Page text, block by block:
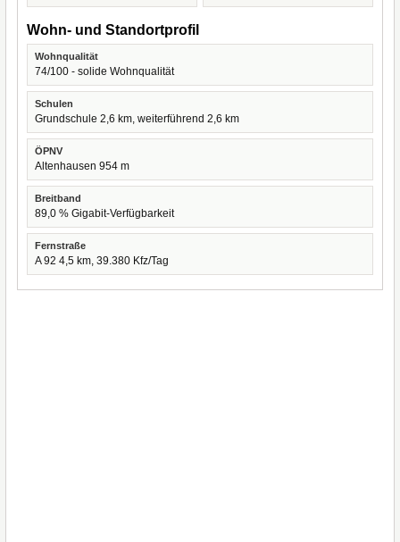
Wohn- und Standortprofil
Wohnqualität
74/100 - solide Wohnqualität
Schulen
Grundschule 2,6 km, weiterführend 2,6 km
ÖPNV
Altenhausen 954 m
Breitband
89,0 % Gigabit-Verfügbarkeit
Fernstraße
A 92 4,5 km, 39.380 Kfz/Tag